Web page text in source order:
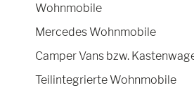
Wohnmobile
Mercedes Wohnmobile
Camper Vans bzw.
Teilintegrierte Wohnmobile